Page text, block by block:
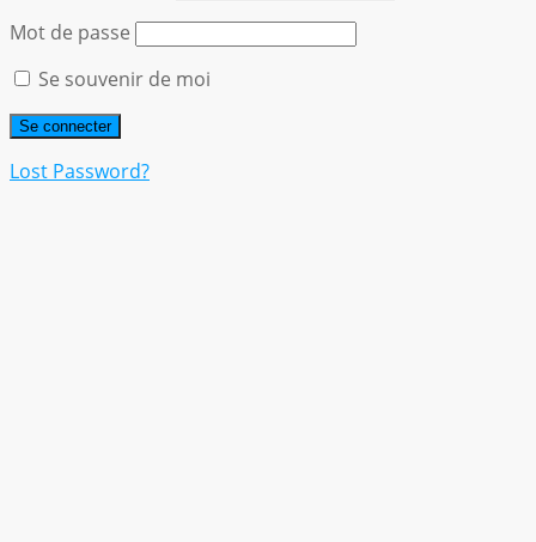
Mot de passe
Se souvenir de moi
Lost Password?